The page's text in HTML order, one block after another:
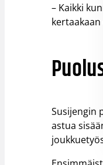
– Kaikki
Susijengin
astua